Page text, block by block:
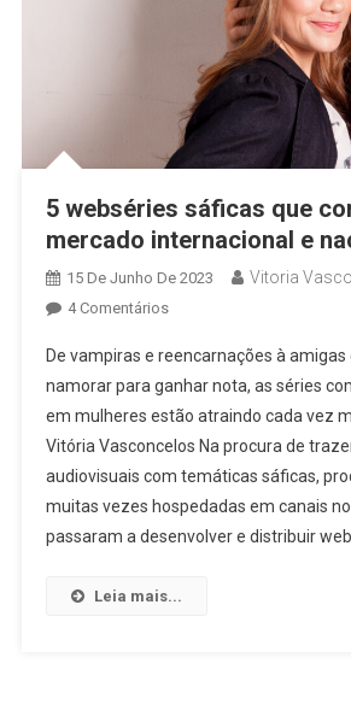
5 webséries sáficas que
mercado internacional e
15 De Junho De 2023 Vitoria
4 ComentáriosEm
Webséries
Sáficas
Que
Conquistaram
O
Mercado
Internacional
De vampiras e reencarnações à
namorar para ganhar nota, as séries
em mulheres estão atraindo cada vez
Vitória Vasconcelos Na procura de
audiovisuais com temáticas sáficas,
muitas vezes hospedadas em canais
passaram a desenvolver e distribuir
Leia mais...